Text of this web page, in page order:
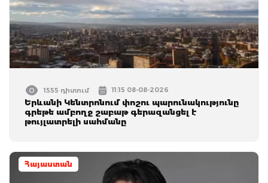
1555 դիտում 11:15 08-08-2026
Երևանի Կենտրոնում փոշու պարունակությունը
գրեթե ամբողջ շաբաթ գերազանցել է
թույլատրելի սահմանը
Հայաստան